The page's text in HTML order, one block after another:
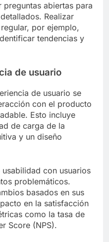
preguntas abiertas para
Realizar
por ejemplo,
tendencias y
de usuario
de usuario se
con el producto
Esto incluye
de carga de la
y un diseño
con usuarios
problemáticos.
basados en sus
en la satisfacción
como la tasa de
Score (NPS).